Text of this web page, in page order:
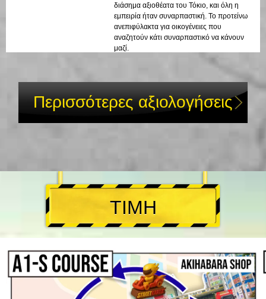
διάσημα αξιοθέατα του Τόκιο, και όλη η
εμπειρία ήταν συναρπαστική. Το προτείνω
ανεπιφύλακτα για οικογένειες που
αναζητούν κάτι συναρπαστικό να κάνουν
μαζί.
Περισσότερες αξιολογήσεις
ΤΙΜΗ